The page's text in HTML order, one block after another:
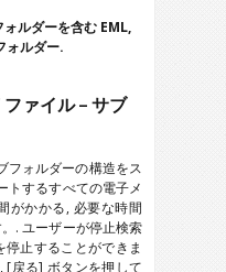
ォルダーを含む EML,
ォルダー.
ファイル – サブ
フォルダーの構造をス
トするすべての電子メ
がかかる, 必要な時間
. ユーザーが停止検索
止することができま
[戻る] ボタンを押して